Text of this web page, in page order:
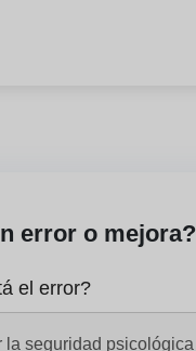
error o mejora?
el error?